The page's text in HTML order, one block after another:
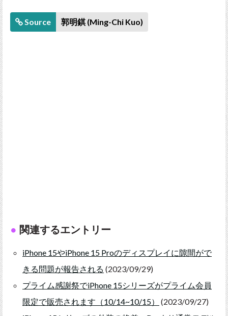
Source 郭明錤 (Ming-Chi Kuo)
関連するエントリー
iPhone 15やiPhone 15 Proのディスプレイに隙間がで
きる問題が報告される (2023/09/29)
プライム感謝祭でiPhone 15シリーズがプライム会員
限定で販売されます（10/14~10/15）
(2023/09/27)